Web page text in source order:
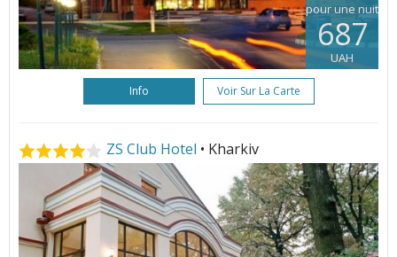
pour une nuit
687
UAH
Info Voir Sur La Carte
ZS Club Hotel • Kharkiv